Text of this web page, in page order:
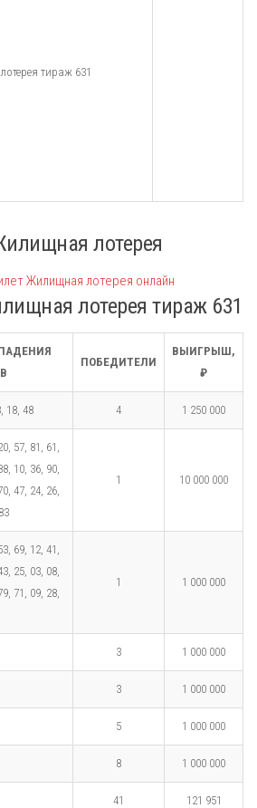
лотерея
лотерея тираж 631
ПОБЕДИТЕЛИ
ВЫИГРЫШ,
₽
18, 48 4 1 250 000
57, 81, 61,
10, 36, 90,
47, 24, 26,
1 10 000 000
69, 12, 41,
25, 03, 08,
71, 09, 28,
1 1 000 000
3 1 000 000
3 1 000 000
5 1 000 000
8 1 000 000
41 121 951